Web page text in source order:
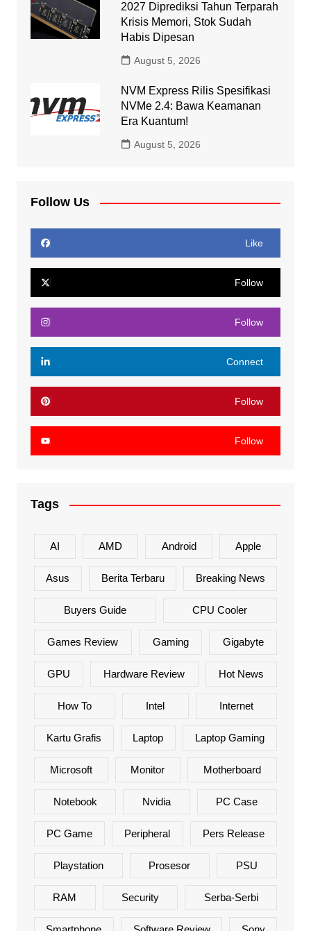
2027 Diprediksi Tahun Terparah
Krisis Memori, Stok Sudah
Habis Dipesan
August 5, 2026
NVM Express Rilis Spesifikasi
NVMe 2.4: Bawa Keamanan
Era Kuantum!
August 5, 2026
Follow Us
Like
Follow
Follow
Connect
Follow
Follow
Tags
AI AMD Android Apple
Asus Berita Terbaru Breaking News
Buyers Guide CPU Cooler
Games Review Gaming Gigabyte
GPU Hardware Review Hot News
How To Intel Internet
Kartu Grafis Laptop Laptop Gaming
Microsoft Monitor Motherboard
Notebook Nvidia PC Case
PC Game Peripheral Pers Release
Playstation Prosesor PSU
RAM Security Serba-Serbi